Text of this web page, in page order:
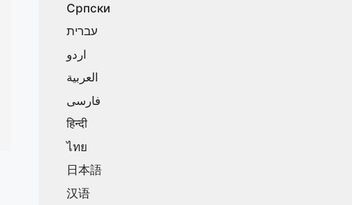
Српски
עברית
اردو
العربية
فارسی
हिन्दी
ไทย
日本語
汉语